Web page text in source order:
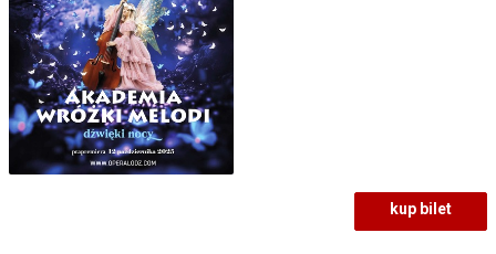
kup bilet